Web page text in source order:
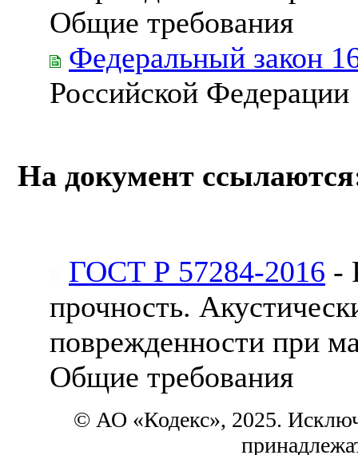
Общие требования
Федеральный закон
Российской Федерации
На документ
ГОСТ Р 57284-2016 -
прочность.
поврежденности при
Общие требования
© АО «Кодекс», 2025.